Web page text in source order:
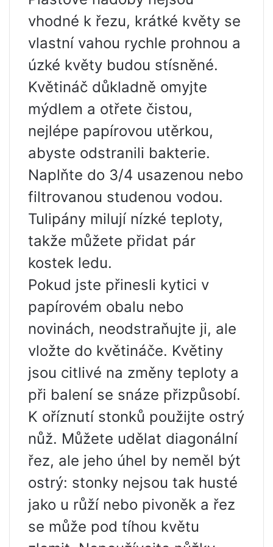
vhodné k řezu, krátké květy se
vlastní vahou rychle prohnou a
úzké květy budou stísněné.
Květináč důkladně omyjte
mýdlem a otřete čistou,
nejlépe papírovou utěrkou,
abyste odstranili bakterie.
Naplňte do 3/4 usazenou nebo
filtrovanou studenou vodou.
Tulipány milují nízké teploty,
takže můžete přidat pár
kostek ledu.
Pokud jste přinesli kytici v
papírovém obalu nebo
novinách, neodstraňujte ji, ale
vložte do květináče. Květiny
jsou citlivé na změny teploty a
při balení se snáze přizpůsobí.
K oříznutí stonků použijte ostrý
nůž. Můžete udělat diagonální
řez, ale jeho úhel by neměl být
ostrý: stonky nejsou tak husté
jako u růží nebo pivoněk a řez
se může pod tíhou květu